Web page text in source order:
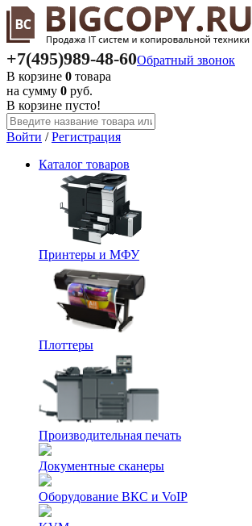
+7(495)989-48-60Обратный звонок
В корзине 0 товара
на сумму 0 руб.
В корзине пусто!
Войти /Регистрация
Каталог товаров
Принтеры и МФУ
Плоттеры
Производительная печать
Документные сканеры
Оборудование ВКС и VoIP